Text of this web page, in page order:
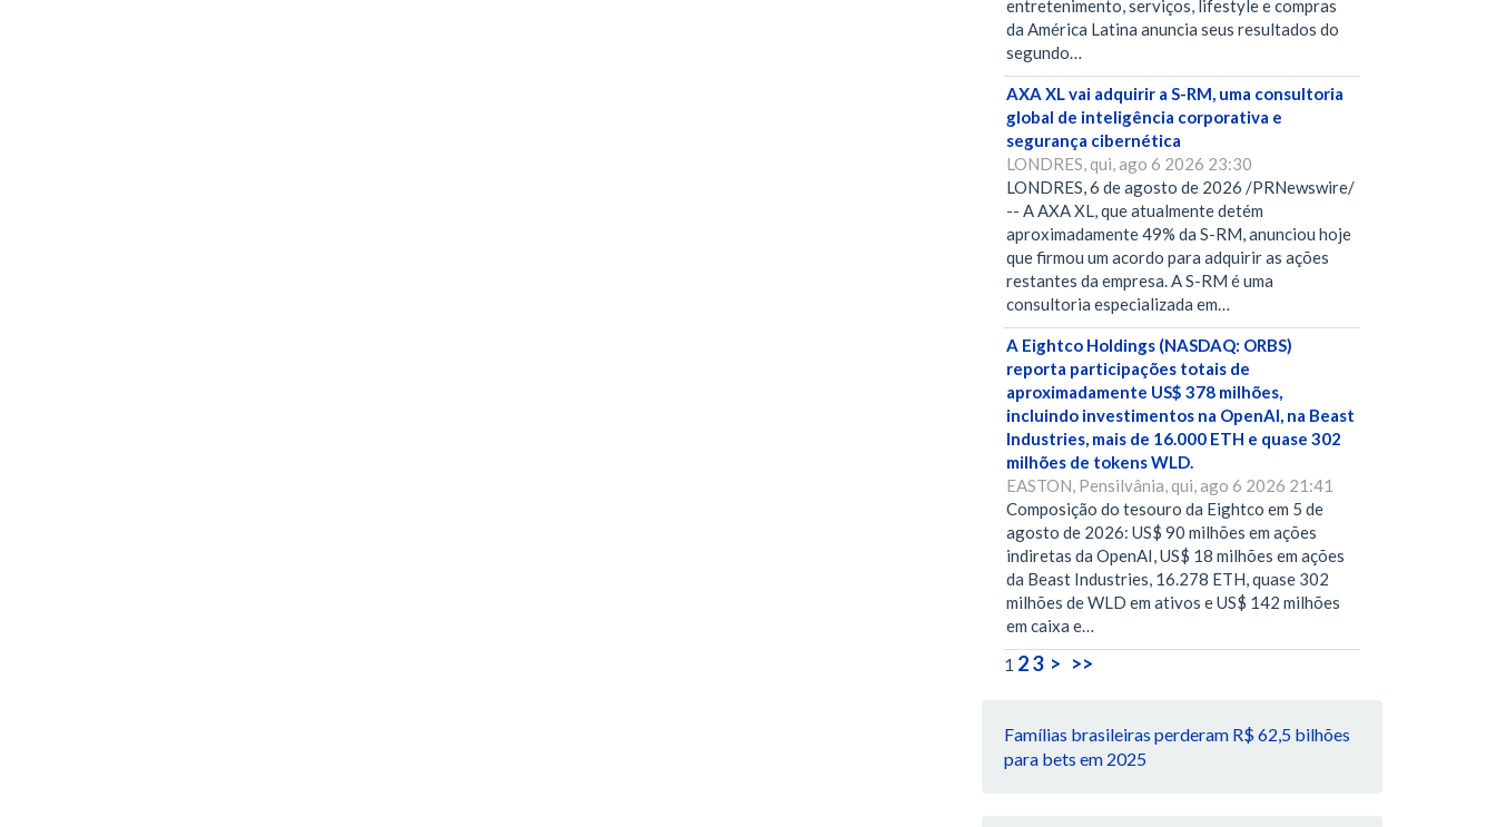
entretenimento, serviços, lifestyle e compras
da América Latina anuncia seus resultados do
segundo…
AXA XL vai adquirir a S-RM, uma consultoria
global de inteligência corporativa e
segurança cibernética
LONDRES, qui, ago 6 2026 23:30
LONDRES, 6 de agosto de 2026 /PRNewswire/
-- A AXA XL, que atualmente detém
aproximadamente 49% da S-RM, anunciou hoje
que firmou um acordo para adquirir as ações
restantes da empresa. A S-RM é uma
consultoria especializada em…
A Eightco Holdings (NASDAQ: ORBS)
reporta participações totais de
aproximadamente US$ 378 milhões,
incluindo investimentos na OpenAI, na Beast
Industries, mais de 16.000 ETH e quase 302
milhões de tokens WLD.
EASTON, Pensilvânia, qui, ago 6 2026 21:41
Composição do tesouro da Eightco em 5 de
agosto de 2026: US$ 90 milhões em ações
indiretas da OpenAI, US$ 18 milhões em ações
da Beast Industries, 16.278 ETH, quase 302
milhões de WLD em ativos e US$ 142 milhões
em caixa e…
1 23 > >>
Famílias brasileiras perderam R$ 62,5 bilhões
para bets em 2025